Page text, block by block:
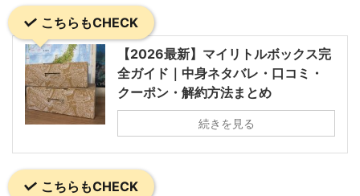
こちらもCHECK
【2026最新】マイリトルボックス完
全ガイド｜中身ネタバレ・口コミ・
クーポン・解約方法まとめ
続きを見る
こちらもCHECK